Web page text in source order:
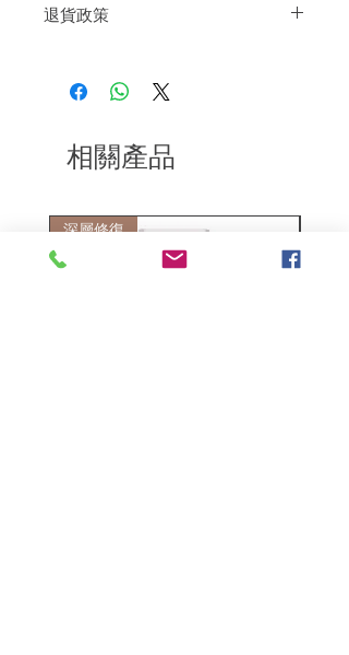
的狀況調節份量。不用沖洗。
退貨政策
到我們的產品後的前7天內通過電子郵件
相關產品
深層修復